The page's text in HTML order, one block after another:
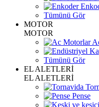
Tümünü Gör
MOTOR
MOTOR
Tümünü Gör
EL ALETLERİ
EL ALETLERİ
Pense